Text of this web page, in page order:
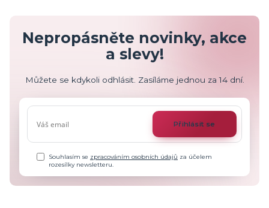
Nepropásněte novinky, akce
a slevy!
Můžete se kdykoli odhlásit. Zasíláme jednou za 14 dní.
Přihlásit se
Souhlasím se zpracováním osobních údajů za účelem
rozesílky newsletteru.